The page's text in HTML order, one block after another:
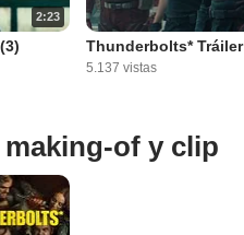
2:23
Thunderbolts* Tráiler
5.137 vistas
of y clip